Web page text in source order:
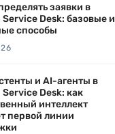
заявки в
Service Desk: базовые и
способы
и AI-агенты в
Service Desk: как
интеллект
первой линии